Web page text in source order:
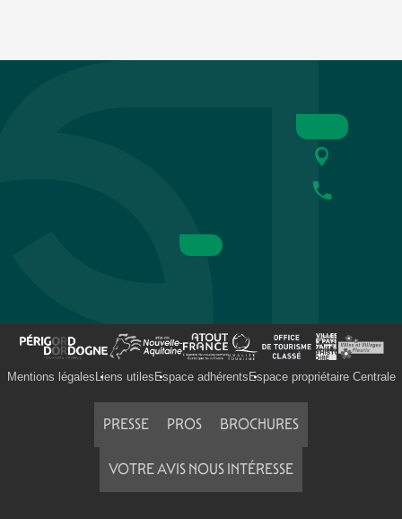
Mentions légales Liens utiles Espace adhérents Espace propriétaire Centrale
PRESSE PROS BROCHURES
VOTRE AVIS NOUS INTÉRESSE